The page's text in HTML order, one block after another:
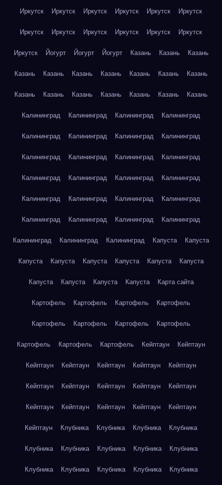
Иркутск Иркутск Иркутск Иркутск Иркутск Иркутск
Иркутск Иркутск Иркутск Иркутск Иркутск Иркутск
Иркутск Йогурт Йогурт Йогурт Казань Казань Казань
Казань Казань Казань Казань Казань Казань Казань
Казань Казань Казань Казань Казань Казань Казань
Калининград Калининград Калининград Калининград
Калининград Калининград Калининград Калининград
Калининград Калининград Калининград Калининград
Калининград Калининград Калининград Калининград
Калининград Калининград Калининград Калининград
Калининград Калининград Калининград Калининград
Калининград Калининград Калининград Капуста Капуста
Капуста Капуста Капуста Капуста Капуста Капуста
Капуста Капуста Капуста Капуста Карта сайта
Картофель Картофель Картофель Картофель
Картофель Картофель Картофель Картофель
Картофель Картофель Картофель Кейптаун Кейптаун
Кейптаун Кейптаун Кейптаун Кейптаун Кейптаун
Кейптаун Кейптаун Кейптаун Кейптаун Кейптаун
Кейптаун Кейптаун Кейптаун Кейптаун Кейптаун
Кейптаун Клубника Клубника Клубника Клубника
Клубника Клубника Клубника Клубника Клубника
Клубника Клубника Клубника Клубника Клубника